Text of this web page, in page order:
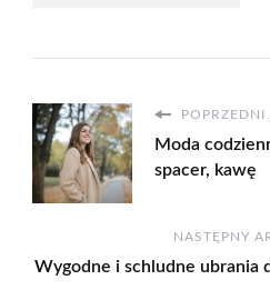
POPRZEDNI
Moda
spacer, kawę
NASTĘPNY
Wygodne i schludne ubrania